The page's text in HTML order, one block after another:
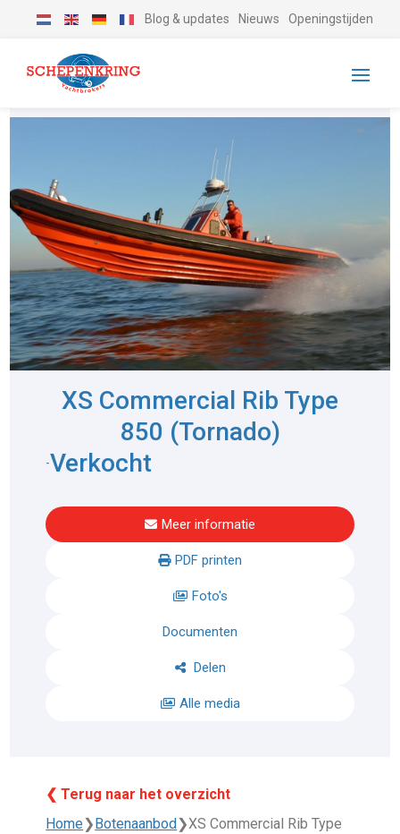
Blog & updates Nieuws Openingstijden
XS Commercial Rib Type
850 (Tornado)
-Verkocht
Meer informatie
PDF printen
Foto's
Documenten
Delen
Alle media
❮ Terug naar het overzicht
Home❯Botenaanbod❯XS Commercial Rib Type